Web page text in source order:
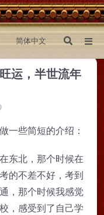
运，半世流年
一些简短的介绍：
东北，那个时候在
的不差不好，考到
，那个时候我感觉
，感受到了自己学